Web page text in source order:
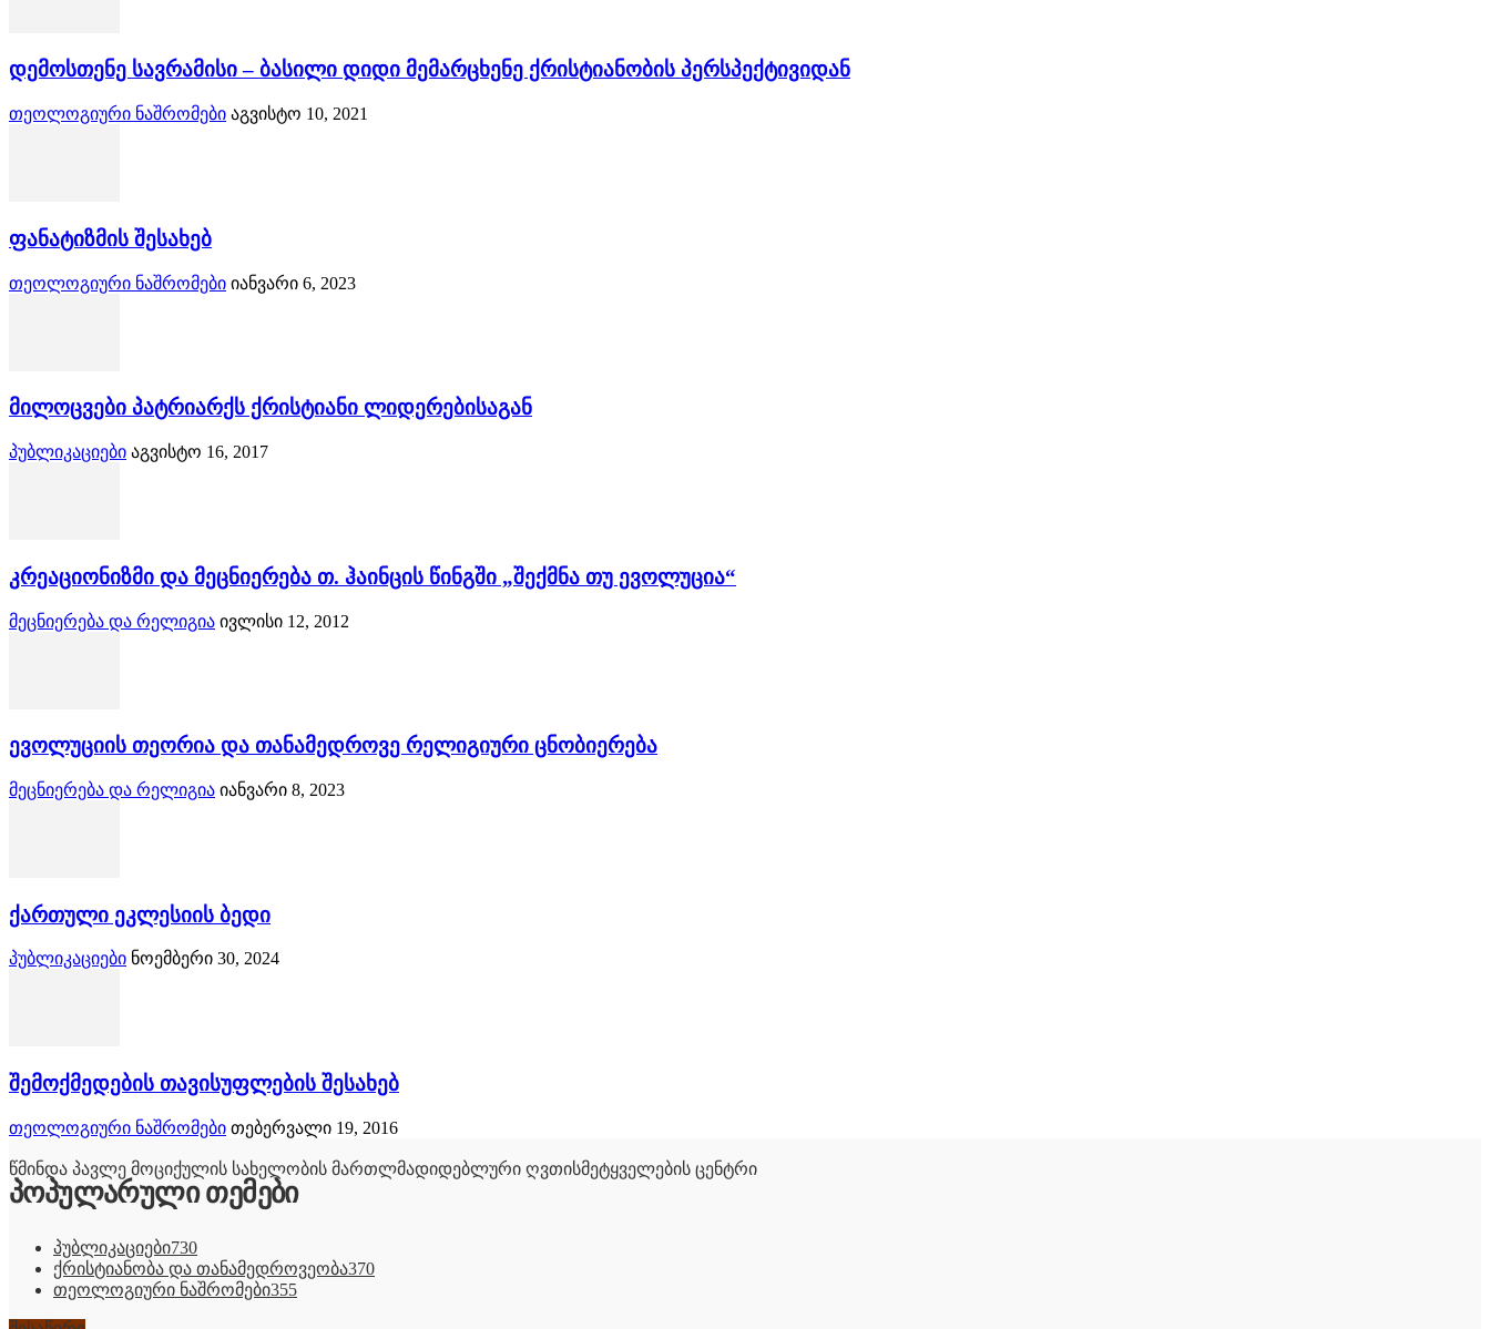
დემოსთენე სავრამისი – ბასილი დიდი მემარცხენე ქრისტიანობის პერსპექტივიდან
თეოლოგიური ნაშრომები აგვისტო 10, 2021
ფანატიზმის შესახებ
თეოლოგიური ნაშრომები იანვარი 6, 2023
მილოცვები პატრიარქს ქრისტიანი ლიდერებისაგან
პუბლიკაციები აგვისტო 16, 2017
კრეაციონიზმი და მეცნიერება თ. ჰაინცის წინგში „შექმნა თუ ევოლუცია“
მეცნიერება და რელიგია ივლისი 12, 2012
ევოლუციის თეორია და თანამედროვე რელიგიური ცნობიერება
მეცნიერება და რელიგია იანვარი 8, 2023
ქართული ეკლესიის ბედი
პუბლიკაციები ნოემბერი 30, 2024
შემოქმედების თავისუფლების შესახებ
თეოლოგიური ნაშრომები თებერვალი 19, 2016
წმინდა პავლე მოციქულის სახელობის მართლმადიდებლური ღვთისმეტყველების ცენტრი
პოპულარული თემები
პუბლიკაციები730
ქრისტიანობა და თანამედროვეობა370
თეოლოგიური ნაშრომები355